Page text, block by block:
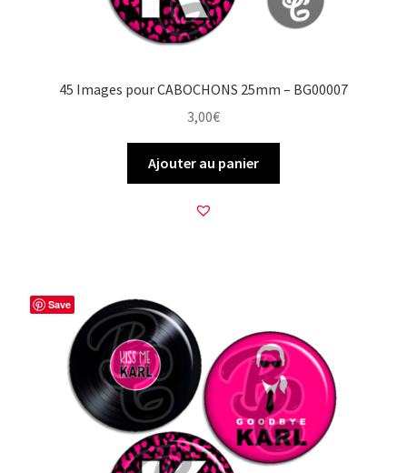
45 Images pour CABOCHONS 25mm – BG00007
3,00€
Ajouter au panier
Save